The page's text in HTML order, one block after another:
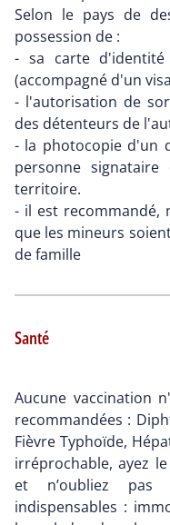
Selon le pays de
possession de :
- sa carte
(accompagné d'un
- l'autorisation de
des détenteurs de
- la photocopie d'un
personne
territoire.
- il est recommandé,
que les mineurs
de famille
Santé
Aucune vaccination
recommandées :
Fièvre Typhoïde,
irréprochable, ayez
et n’oubliez pas
indispensables :